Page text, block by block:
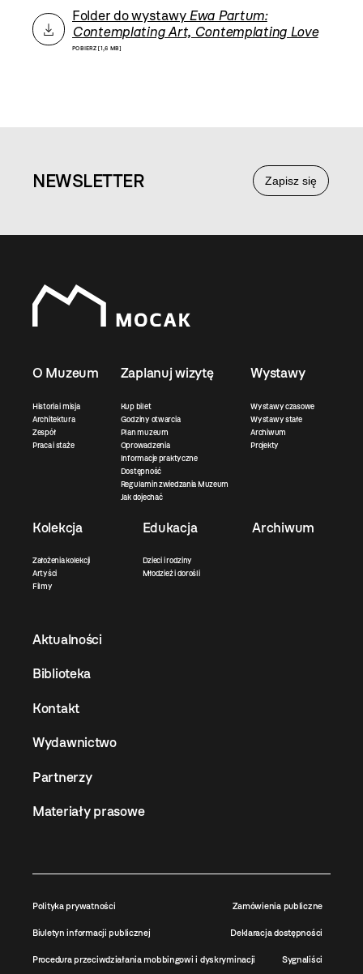
Folder do wystawy Ewa Partum:
Contemplating Art, Contemplating Love
POBIERZ [1,6 MB]
Zapisz się
NEWSLETTER
O Muzeum
Historia i misja
Architektura
Zespół
Praca i staże
Zaplanuj wizytę
Kup bilet
Godziny otwarcia
Plan muzeum
Oprowadzenia
Informacje praktyczne
Dostępność
Regulamin zwiedzania Muzeum
Jak dojechać
Wystawy
Wystawy czasowe
Wystawy stałe
Archiwum
Projekty
Kolekcja
Założenia kolekcji
Artyści
Filmy
Edukacja
Dzieci i rodziny
Młodzież i dorośli
Archiwum
Aktualności
Biblioteka
Kontakt
Wydawnictwo
Partnerzy
Materiały prasowe
Polityka prywatności Zamówienia publiczne
Biuletyn informacji publicznej Deklaracja dostępności
Procedura przeciwdziałania mobbingowi i dyskryminacji Sygnaliści